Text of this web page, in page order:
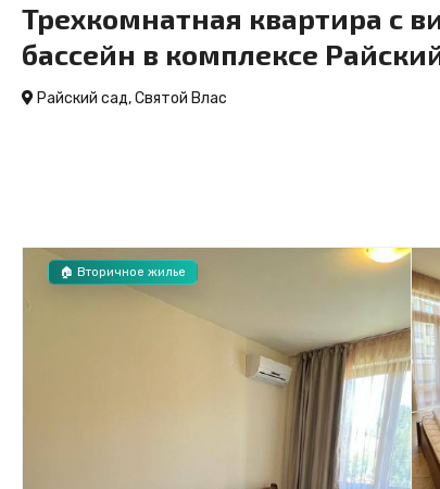
Трехкомнатная квартира с
бассейн в комплексе
Райский сад,Святой Влас
🏠 Вторичное жилье